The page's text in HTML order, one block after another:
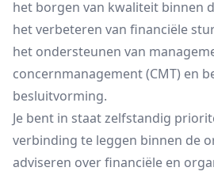
het borgen van kwaliteit binnen
het verbeteren van financiële
het ondersteunen van
concernmanagement (CMT) en
besluitvorming.
Je bent in staat zelfstandig
verbinding te leggen binnen de
adviseren over financiële en